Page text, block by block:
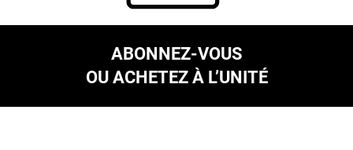
ABONNEZ-VOUS
OU ACHETEZ À L’UNITÉ